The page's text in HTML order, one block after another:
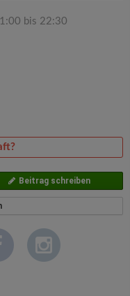
bis 22:30
Beitrag schreiben